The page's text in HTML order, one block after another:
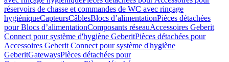
réservoirs de chasse et commandes de WC avec rinçage
hygiéniqueCapteursCâblesBlocs d’alimentationPièces détachées
pour Blocs d’alimentationComposants réseauAccessoires Geberit
Connect pour système d'hygiène GeberitPièces détachées pour
Accessoires Geberit Connect pour système d'hygiène
GeberitGatewaysPièces détachées pour